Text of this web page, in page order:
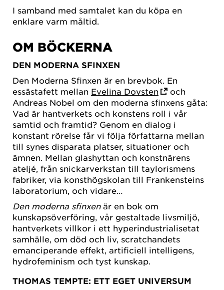
I samband med samtalet kan du köpa en
enklare varm måltid.
OM BÖCKERNA
DEN MODERNA SFINXEN
Den Moderna Sfinxen är en brevbok. En
essästafett mellan Evelina Dovsten
och
Andreas Nobel om den moderna sfinxens gåta:
Vad är hantverkets och konstens roll i vår
samtid och framtid? Genom en dialog i
konstant rörelse får vi följa författarna mellan
till synes disparata platser, situationer och
ämnen. Mellan glashyttan och konstnärens
ateljé, från snickarverkstan till taylorismens
fabriker, via konsthögskolan till Frankensteins
laboratorium, och vidare…
Den moderna sfinxenär en bok om
kunskapsöverföring, vår gestaltade livsmiljö,
hantverkets villkor i ett hyperindustrialisetat
samhälle, om död och liv, scratchandets
emanciperande effekt, artificiell intelligens,
hydrofeminism och tyst kunskap.
THOMAS TEMPTE: ETT EGET UNIVERSUM